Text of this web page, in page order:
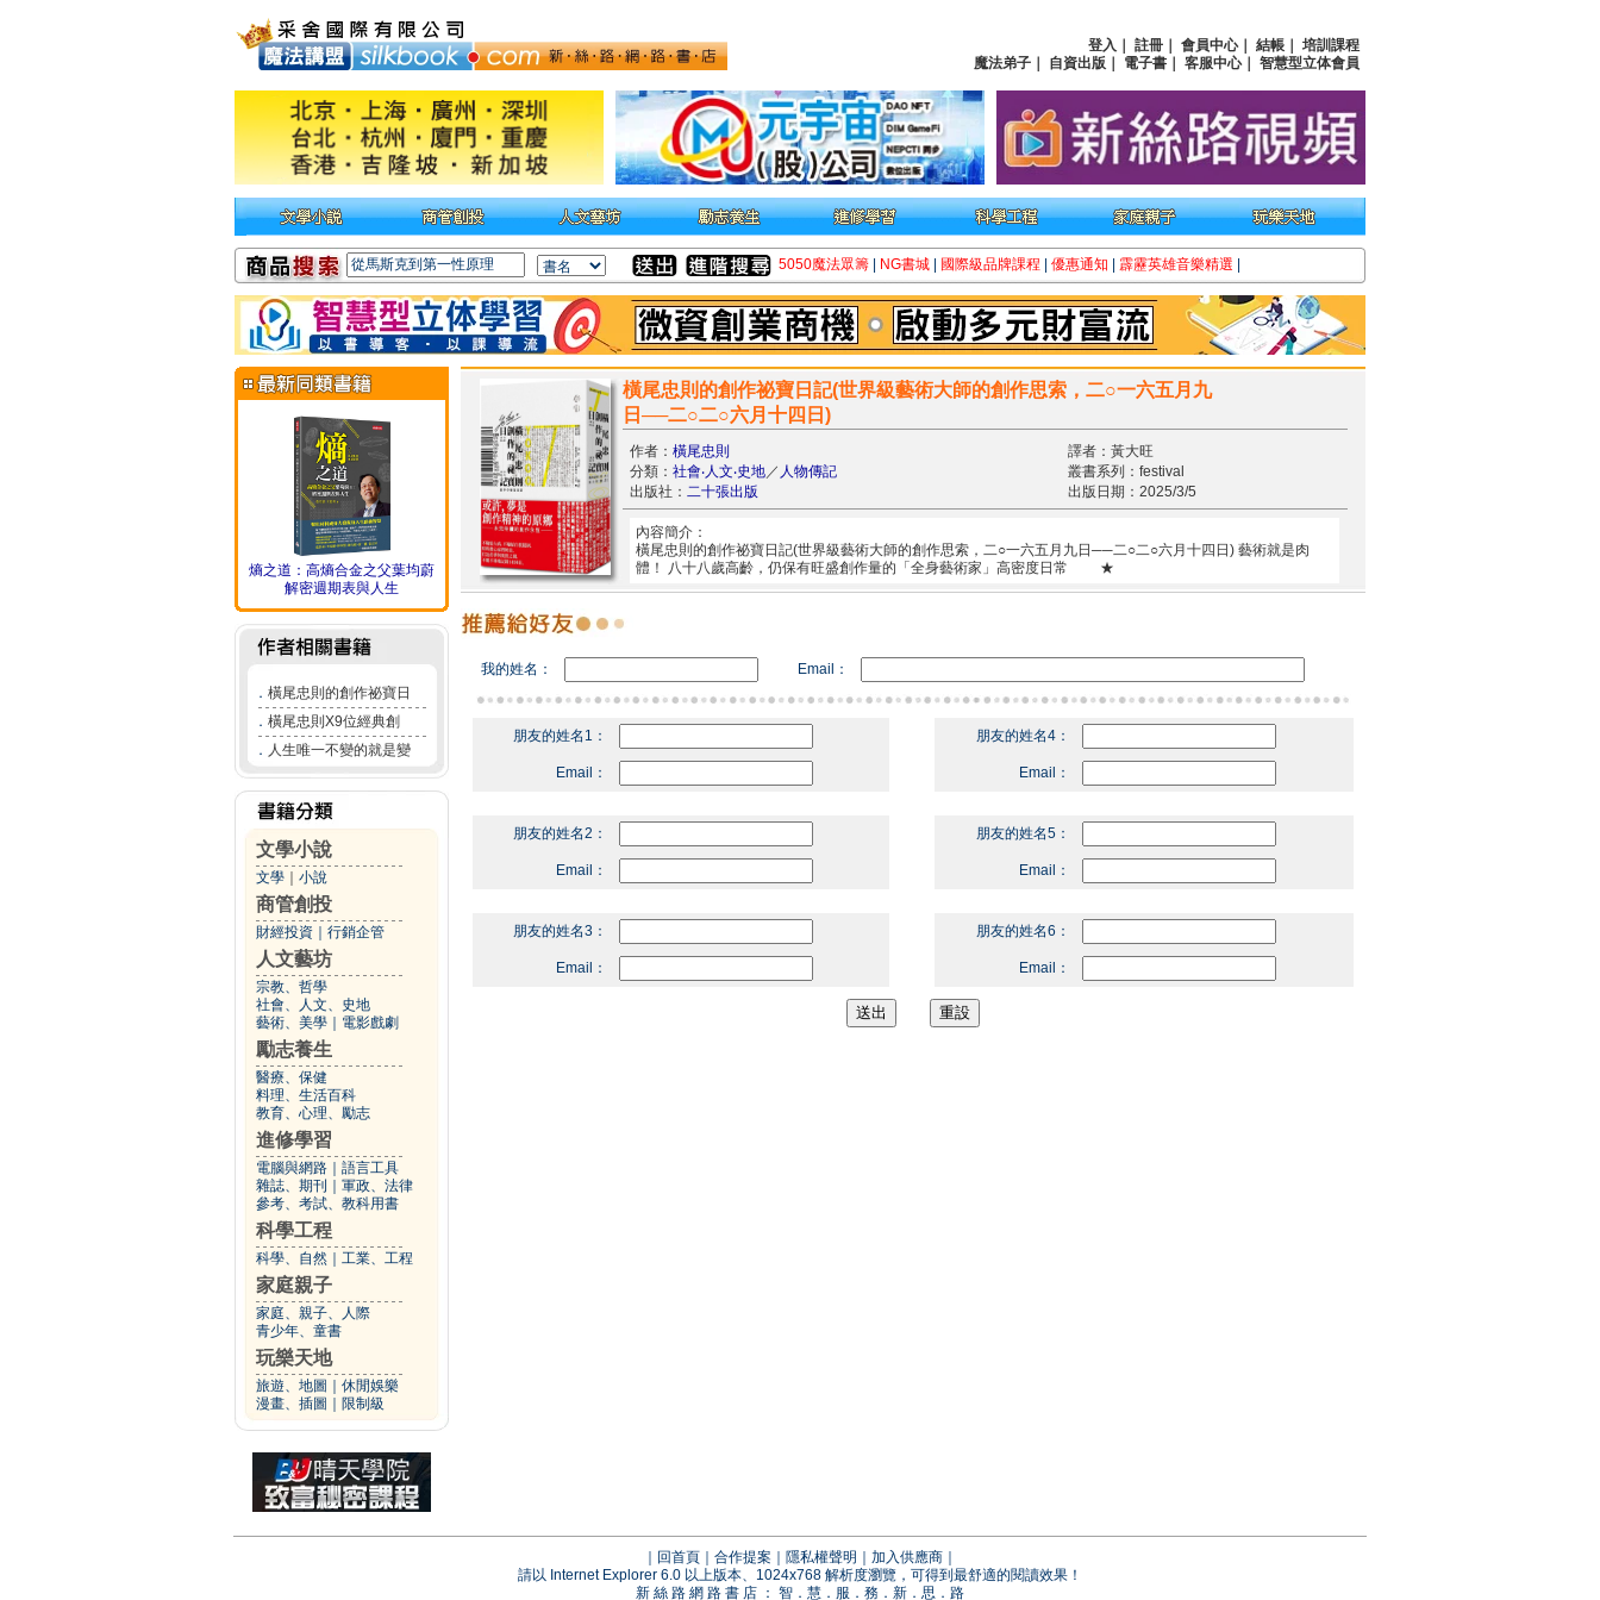
登入 註冊 會員中心｜ 結帳
培訓課程
魔法弟子
自資出版 電子書 客服中心｜ 智慧型立体會員
5050魔法眾籌 NG書城 國際級品牌課程 優惠通知 霹靂英雄音樂精選
熵之道：高熵合金之父葉均蔚
解密週期表與人生
． 橫尾忠則的創作祕寶日
． 橫尾忠則X9位經典創
． 人生唯一不變的就是變
文學小說
文學 小說
商管創投
財經投資 行銷企管
人文藝坊
宗教、哲學
社會、人文、史地
藝術、美學
電影戲劇
勵志養生
醫療、保健
料理、生活百科
教育、心理、勵志
進修學習
電腦與網路
語言工具
雜誌、期刊
軍政、法律
參考、考試、教科用書
科學工程
科學、自然 工業、工程
家庭親子
家庭、親子、人際
青少年、童書
玩樂天地
旅遊、地圖
休閒娛樂
漫畫、插圖
限制級
橫尾忠則的創作祕寶日記(世界級藝術大師的創作思索，二○一六五月九
日──二○二○六月十四日)
作者： 橫尾忠則
譯者：黃大旺
分類： 社會‧人文‧史地／ 人物傳記
叢書系列：festival
出版社： 二十張出版 出版日期：2025/3/5
內容簡介：
橫尾忠則的創作祕寶日記(世界級藝術大師的創作思索，二○一六五月九日──二○二○六月十四日) 藝術就是肉
體！ 八十八歲高齡，仍保有旺盛創作量的「全身藝術家」高密度日常 ★
我的姓名： Email：
朋友的姓名1：
Email：
朋友的姓名4：
Email：
朋友的姓名2：
Email：
朋友的姓名5：
Email：
朋友的姓名3：
Email：
朋友的姓名6：
Email：
回首頁 合作提案 隱私權聲明 加入供應商
請以 Internet Explorer 6.0 以上版本、1024x768 解析度瀏覽，可得到最舒適的閱讀效果！
新 絲 路 網 路 書 店 ： 智．慧．服．務．新．思．路